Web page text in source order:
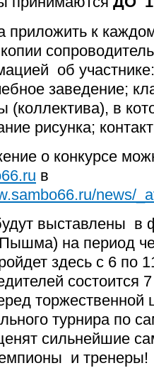
приложить к
об
заведение;
(коллектива), в
рисунка;
о конкурсе
66.ru в
news/
выставлены в
на период
здесь с 6 по
состоится
торжественной
турнира по
сильнейшие
и тренеры!